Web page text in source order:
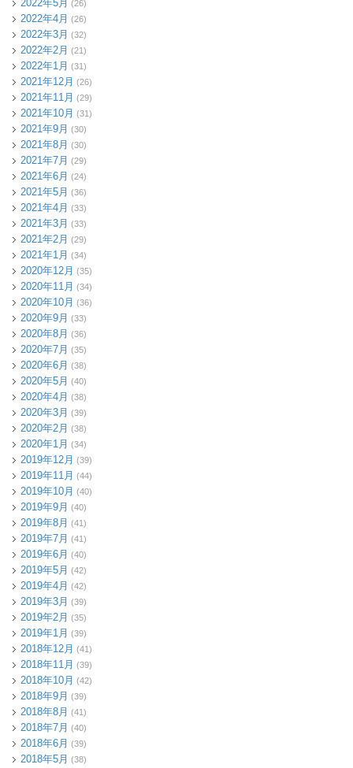
2022年5月 (26)
2022年4月 (26)
2022年3月 (32)
2022年2月 (21)
2022年1月 (31)
2021年12月 (26)
2021年11月 (29)
2021年10月 (31)
2021年9月 (30)
2021年8月 (30)
2021年7月 (29)
2021年6月 (24)
2021年5月 (36)
2021年4月 (33)
2021年3月 (33)
2021年2月 (29)
2021年1月 (34)
2020年12月 (35)
2020年11月 (34)
2020年10月 (36)
2020年9月 (33)
2020年8月 (36)
2020年7月 (35)
2020年6月 (38)
2020年5月 (40)
2020年4月 (38)
2020年3月 (39)
2020年2月 (38)
2020年1月 (34)
2019年12月 (39)
2019年11月 (44)
2019年10月 (40)
2019年9月 (40)
2019年8月 (41)
2019年7月 (41)
2019年6月 (40)
2019年5月 (42)
2019年4月 (42)
2019年3月 (39)
2019年2月 (35)
2019年1月 (39)
2018年12月 (41)
2018年11月 (39)
2018年10月 (42)
2018年9月 (39)
2018年8月 (41)
2018年7月 (40)
2018年6月 (39)
2018年5月 (38)